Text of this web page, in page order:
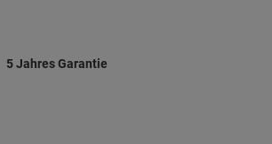
5 Jahres Garantie